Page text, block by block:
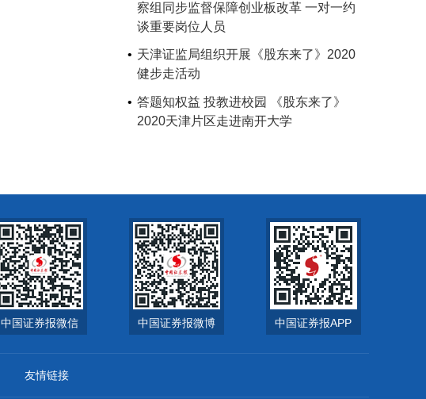
察组同步监督保障创业板改革 一对一约
谈重要岗位人员
天津证监局组织开展《股东来了》2020
健步走活动
答题知权益 投教进校园 《股东来了》
2020天津片区走进南开大学
中国证券报微信 中国证券报微博 中国证券报APP
友情链接